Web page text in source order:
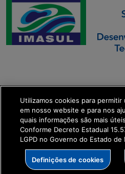
get_footer();
Utilizamos cookies para
em nosso website e para nos
quais informações são mais
Conforme Decreto Estadual
LGPD no Governo do Estado
Definições de cookies